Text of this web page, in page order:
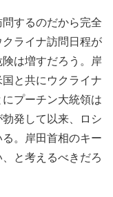
するのだから完全
ライナ訪問日程が
は増すだろう。岸
と共にウクライナ
プーチン大統領は
発して以来、ロシ
。岸田首相のキー
と考えるべきだろ